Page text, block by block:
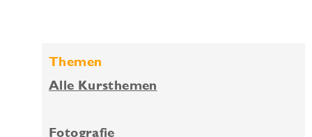
Themen
Alle Kursthemen
Fotografie